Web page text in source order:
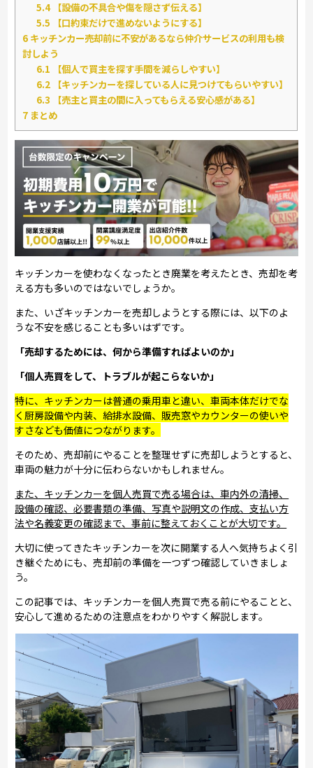
5.4【設備の不具合や傷を隠さず伝える】
5.5 【口約束だけで進めないようにする】
6 キッチンカー売却前に不安があるなら仲介サービスの利用も検
討しよう
6.1 【個人で買主を探す手間を減らしやすい】
6.2 【キッチンカーを探している人に見つけてもらいやすい】
6.3 【売主と買主の間に入ってもらえる安心感がある】
7 まとめ
キッチンカーを使わなくなったとき廃業を考えたとき、売却を考
える方も多いのではないでしょうか。
また、いざキッチンカーを売却しようとする際には、以下のよ
うな不安を感じることも多いはずです。
「売却するためには、何から準備すればよいのか」
「個人売買をして、トラブルが起こらないか」
特に、キッチンカーは普通の乗用車と違い、車両本体だけでな
く厨房設備や内装、給排水設備、販売窓やカウンターの使いや
すさなども価値につながります。
そのため、売却前にやることを整理せずに売却しようとすると、
車両の魅力が十分に伝わらないかもしれません。
また、キッチンカーを個人売買で売る場合は、車内外の清掃、
設備の確認、必要書類の準備、写真や説明文の作成、支払い方
法や名義変更の確認まで、事前に整えておくことが大切です。
大切に使ってきたキッチンカーを次に開業する人へ気持ちよく引
き継ぐためにも、売却前の準備を一つずつ確認していきましょ
う。
この記事では、キッチンカーを個人売買で売る前にやることと、
安心して進めるための注意点をわかりやすく解説します。